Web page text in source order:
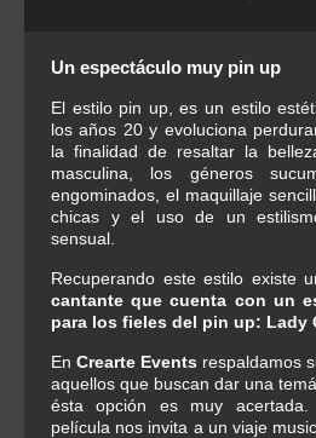
Un espectáculo muy pin up
El estilo pin up, es un estilo
los años 20 y evoluciona
la finalidad de resaltar la
masculina, los géneros
engominados, el maquillaje
chicas y el uso de un
sensual.
Recuperando este estilo existe
cantante que cuenta con un
para los fieles del pin up: Lady
En Crearte Events respaldamos
aquellos que buscan dar una
ésta opción es muy
película nos invita a un viaje